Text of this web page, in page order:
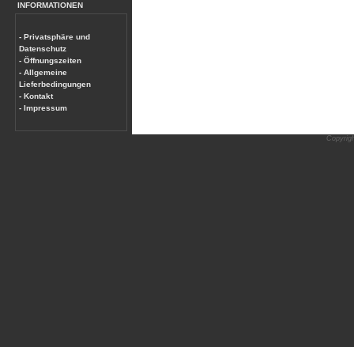
INFORMATIONEN
- Privatsphäre und
Datenschutz
- Öffnungszeiten
- Allgemeine
Lieferbedingungen
- Kontakt
- Impressum